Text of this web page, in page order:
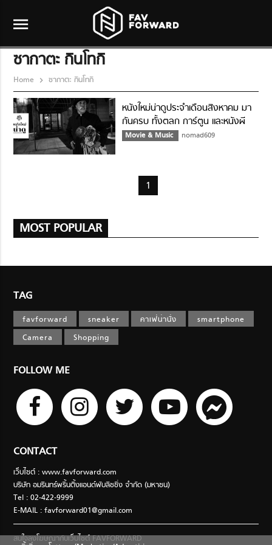
menu
ซากาตะ กินโทกิ
Home ซากาตะ กินโทกิ
หนังใหม่น่าดูประจำเดือนสิงหาคม มา
กันครบ ทั้งตลก การ์ตูน และหนังผี
Movie & Music nomad609
1
MOST POPULAR
TAG
favforward sneaker คาเฟ่น่านั่ง
smartphone
Camera
Shopping
FOLLOW ME
CONTACT
เว็บไซต์ : www.favforward.com
บริษัท อมรินทร์พริ้นติ้งแอนด์พับลิชชิ่ง จำกัด (มหาชน)
Tel : 02-422-9999
E-MAIL :favforward01@gmail.com
สนใจลงโฆษณากับเว็บไซต์ FAVFORWARD